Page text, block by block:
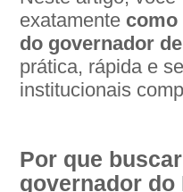
exatamente como
do governador
prática, rápida e
institucionais
Por que
governador do